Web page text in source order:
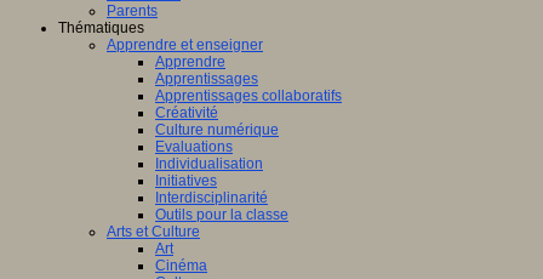
Parents
Thématiques
Apprendre et enseigner
Apprendre
Apprentissages
Apprentissages collaboratifs
Créativité
Culture numérique
Evaluations
Individualisation
Initiatives
Interdisciplinarité
Outils pour la classe
Arts et Culture
Art
Cinéma